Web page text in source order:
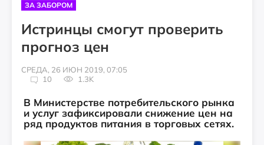
ЗА ЗАБОРОМ
Истринцы смогут проверить
прогноз цен
СРЕДА, 26 ИЮН 2019, 07:05
10
1.3K
В Министерстве потребительского рынка
и услуг зафиксировали снижение цен на
ряд продуктов питания в торговых сетях.